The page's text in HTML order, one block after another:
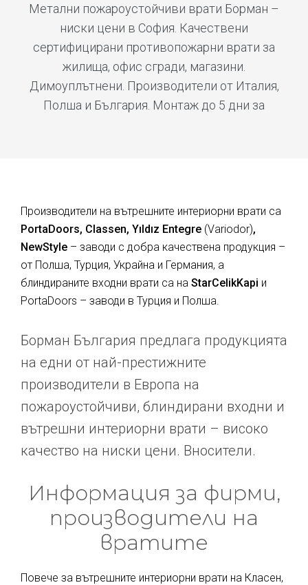
Метални пожароустойчиви врати Борман –
ниски цени в София. Качествени
сертифицирани противопожарни врати за
жилища, офис сгради, магазини.
Димоуплътнени. Производители от Италия,
Полша и България. Монтаж до 5 дни за
Производители на вътрешните интериорни врати са
PortaDoors, Classen, Yıldız Entegre (Variodor),
NewStyle – заводи с добра качествена продукция –
от Полша, Турция, Украйна и Германия, а
блиндираните входни врати са на StarCelikKapi и
PortaDoors – заводи в Турция и Полша.
Борман България предлага продукцията
на едни от най-престижните
производители в Европа на
пожароустойчиви, блиндирани входни и
вътрешни интериорни врати – високо
качество на ниски цени. Вносители.
Информация за фирми,
производители на
вратите
Повече за вътрешните интериорни врати на Класен,